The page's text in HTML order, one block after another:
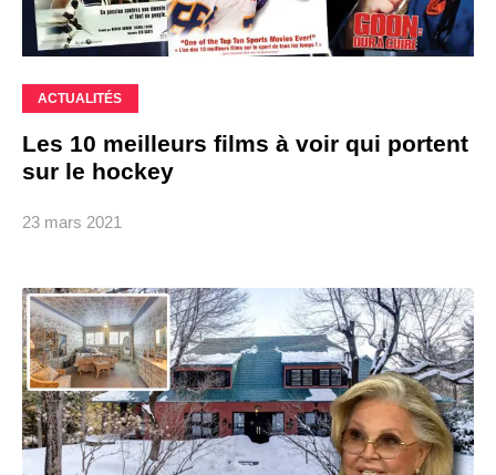
ACTUALITÉS
Les 10 meilleurs films à voir qui portent
sur le hockey
23 mars 2021